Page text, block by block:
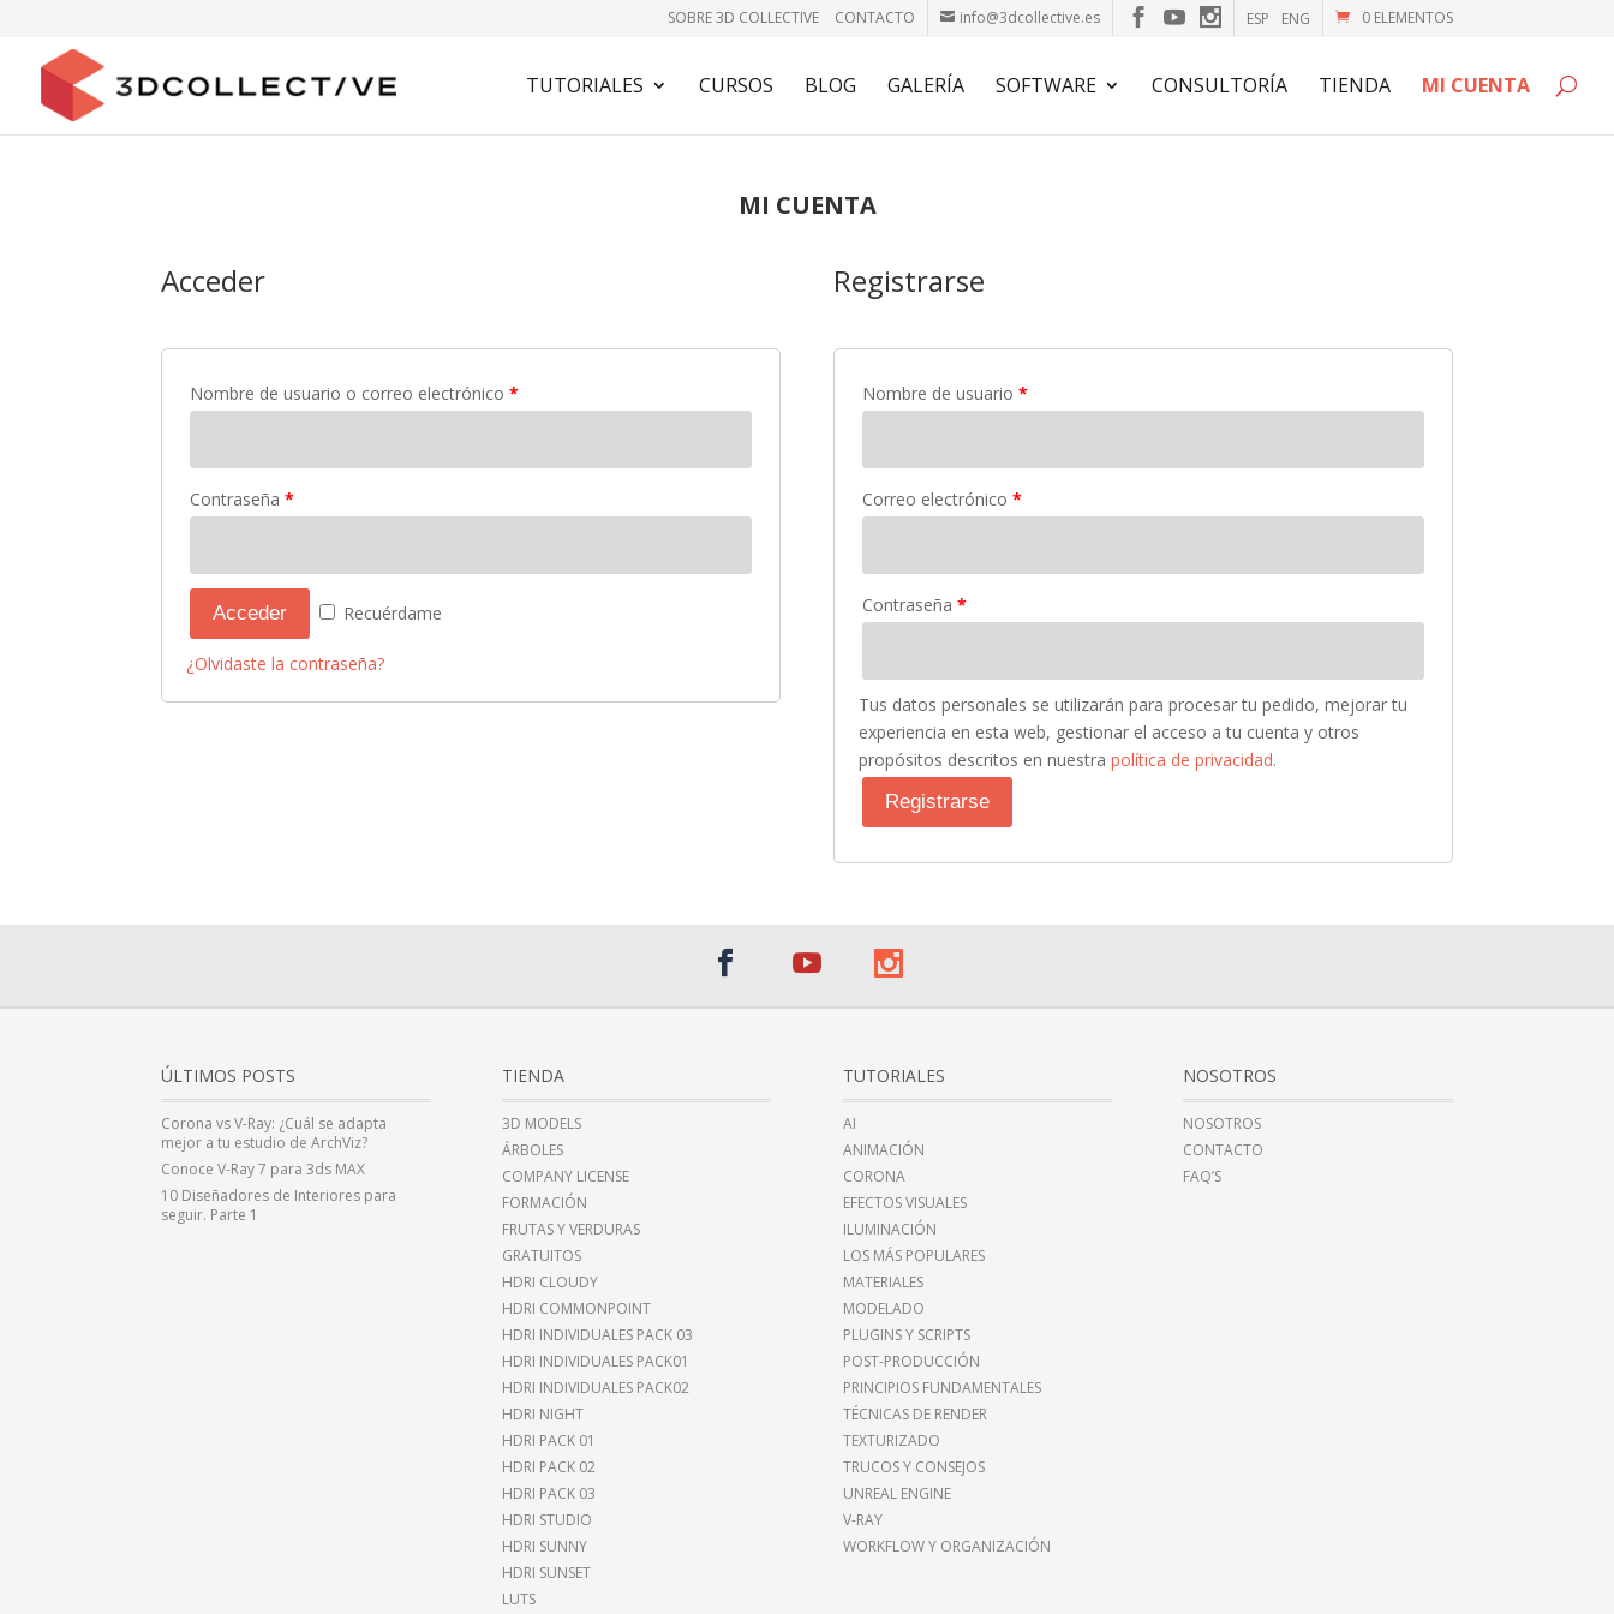
0 ELEMENTOS
ESP ENG
info@3dcollective.es
SOBRE 3D COLLECTIVE CONTACTO
TUTORIALES CURSOS BLOG GALERÍA SOFTWARE CONSULTORÍA TIENDA MI CUENTA
MI CUENTA
Acceder
Nombre de usuario o correo electrónico*
Contraseña*
Acceder Recuérdame
¿Olvidaste la contraseña?
Registrarse
Nombre de usuario *
Correo electrónico *
Contraseña *
Tus datos personales se utilizarán para procesar tu pedido, mejorar tu
experiencia en esta web, gestionar el acceso a tu cuenta y otros
propósitos descritos en nuestra política de privacidad.
Registrarse
ÚLTIMOS POSTS
Corona vs V-Ray: ¿Cuál se adapta
mejor a tu estudio de ArchViz?
Conoce V-Ray 7 para 3ds MAX
10 Diseñadores de Interiores para
seguir. Parte 1
TIENDA
3D MODELS
ÁRBOLES
COMPANY LICENSE
FORMACIÓN
FRUTAS Y VERDURAS
GRATUITOS
HDRI CLOUDY
HDRI COMMONPOINT
HDRI INDIVIDUALES PACK 03
HDRI INDIVIDUALES PACK01
HDRI INDIVIDUALES PACK02
HDRI NIGHT
HDRI PACK 01
HDRI PACK 02
HDRI PACK 03
HDRI STUDIO
HDRI SUNNY
HDRI SUNSET
LUTS
TUTORIALES
AI
ANIMACIÓN
CORONA
EFECTOS VISUALES
ILUMINACIÓN
LOS MÁS POPULARES
MATERIALES
MODELADO
PLUGINS Y SCRIPTS
POST-PRODUCCIÓN
PRINCIPIOS FUNDAMENTALES
TÉCNICAS DE RENDER
TEXTURIZADO
TRUCOS Y CONSEJOS
UNREAL ENGINE
V-RAY
WORKFLOW Y ORGANIZACIÓN
NOSOTROS
NOSOTROS
CONTACTO
FAQ’S